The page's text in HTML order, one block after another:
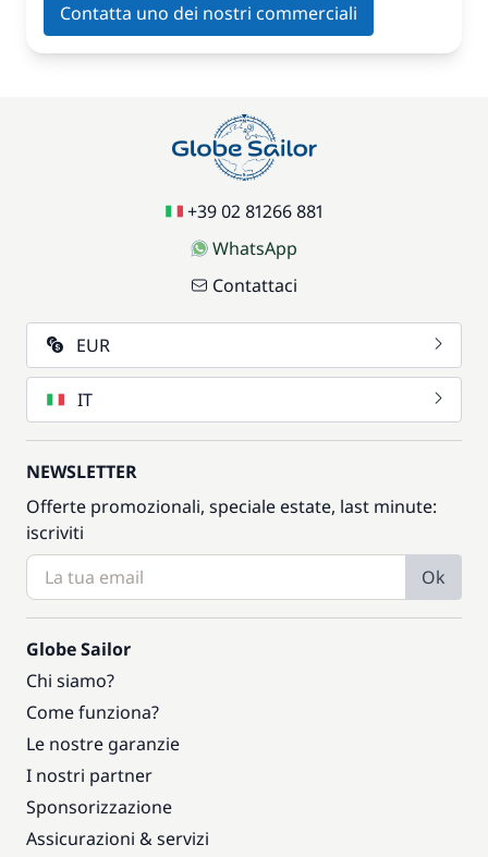
Contatta uno dei nostri commerciali
+39 02 81266 881
WhatsApp
Contattaci
EUR
IT
NEWSLETTER
Offerte promozionali, speciale estate, last minute:
iscriviti
Ok
Globe Sailor
Chi siamo?
Come funziona?
Le nostre garanzie
I nostri partner
Sponsorizzazione
Assicurazioni & servizi